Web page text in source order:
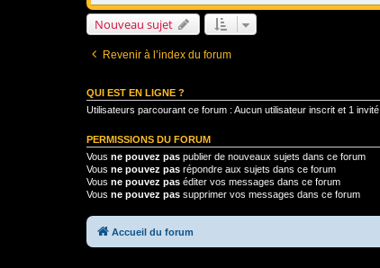
Nouveau sujet
Revenir à l’index du forum
QUI EST EN LIGNE ?
Utilisateurs parcourant ce forum : Aucun utilisateur inscrit et 1 invité
PERMISSIONS DU FORUM
Vous ne pouvez pas publier de nouveaux sujets dans ce forum
Vous ne pouvez pas répondre aux sujets dans ce forum
Vous ne pouvez pas éditer vos messages dans ce forum
Vous ne pouvez pas supprimer vos messages dans ce forum
Accueil du forum